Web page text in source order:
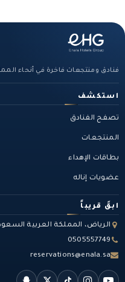
فنادق ومنتجعات فاخرة في أنحاء
استكشف
تصفح الفنادق
المنتجعات
بطاقات الإهداء
عضويات إناله
ابقَ قريباً
الرياض، المملكة العربية
0505557749
reservations@enala.sa